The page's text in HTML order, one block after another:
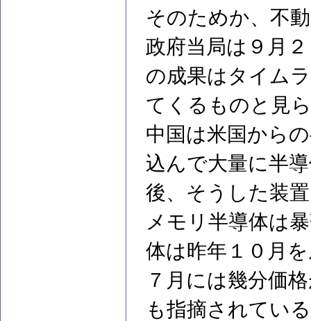
そのためか、不
政府当局は９月
の成果はタイム
てくるものと見
中国は米国から
込んで大量に半
後、そうした装
メモリ半導体は
体は昨年１０月
７月には幾分価
も指摘されてい